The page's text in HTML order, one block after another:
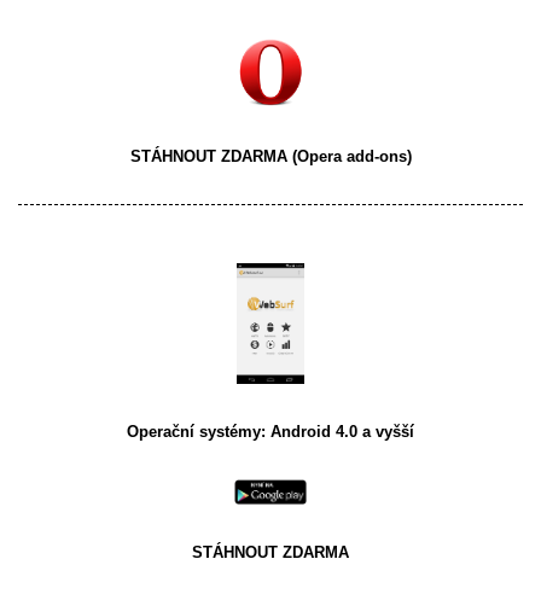
STÁHNOUT ZDARMA(Opera add-ons)
Operační systémy: Android 4.0 a vyšší
STÁHNOUT ZDARMA